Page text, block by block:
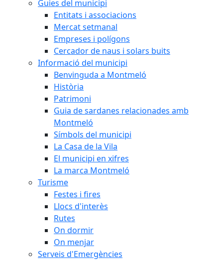
Guies del municipi
Entitats i associacions
Mercat setmanal
Empreses i polígons
Cercador de naus i solars buits
Informació del municipi
Benvinguda a Montmeló
Història
Patrimoni
Guia de sardanes relacionades amb
Montmeló
Símbols del municipi
La Casa de la Vila
El municipi en xifres
La marca Montmeló
Turisme
Festes i fires
Llocs d'interès
Rutes
On dormir
On menjar
Serveis d'Emergències